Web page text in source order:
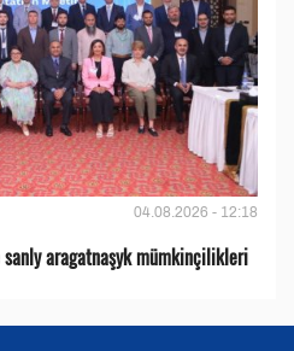
04.08.2026 - 12:18
sanly aragatnaşyk mümkinçilikleri